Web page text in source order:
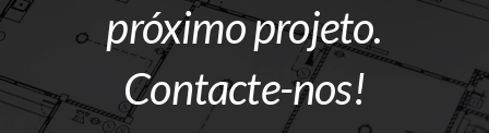
próximo projeto.
Contacte-nos!